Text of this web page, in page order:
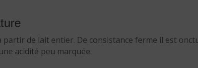
partir de lait entier. De consistance ferme il est
acidité peu marquée.